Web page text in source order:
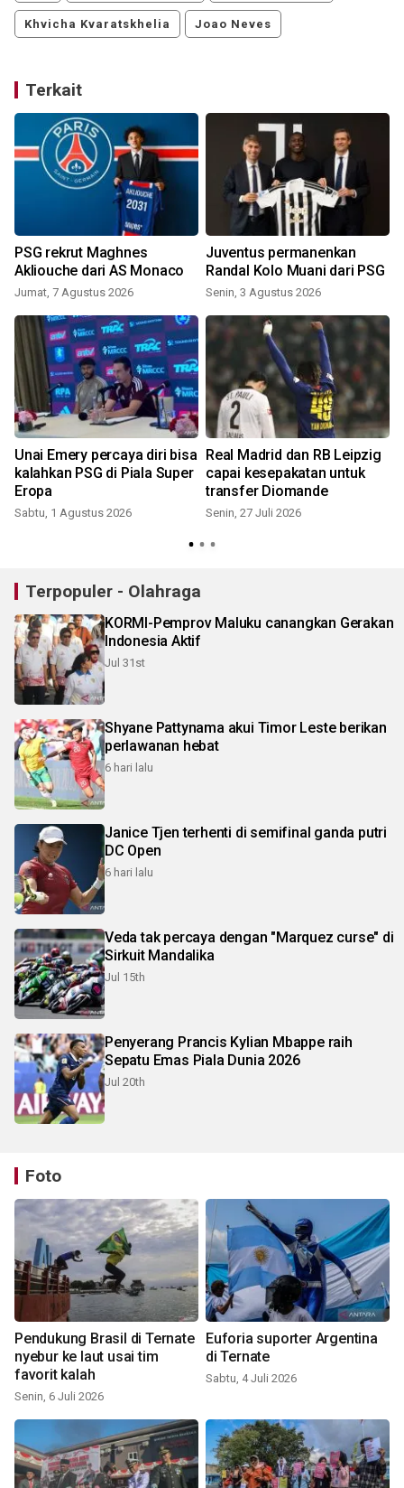
Khvicha Kvaratskhelia Joao Neves
Terkait
PSG rekrut Maghnes
Akliouche dari AS Monaco
Jumat, 7 Agustus 2026
Juventus permanenkan
Randal Kolo Muani dari PSG
Senin, 3 Agustus 2026
Unai Emery percaya diri bisa
kalahkan PSG di Piala Super
Eropa
Sabtu, 1 Agustus 2026
Real Madrid dan RB Leipzig
capai kesepakatan untuk
transfer Diomande
Senin, 27 Juli 2026
Terpopuler - Olahraga
KORMI-Pemprov Maluku canangkan Gerakan
Indonesia Aktif
Jul 31st
Shyane Pattynama akui Timor Leste berikan
perlawanan hebat
6 hari lalu
Janice Tjen terhenti di semifinal ganda putri
DC Open
6 hari lalu
Veda tak percaya dengan "Marquez curse" di
Sirkuit Mandalika
Jul 15th
Penyerang Prancis Kylian Mbappe raih
Sepatu Emas Piala Dunia 2026
Jul 20th
Foto
Pendukung Brasil di Ternate
nyebur ke laut usai tim
favorit kalah
Senin, 6 Juli 2026
Euforia suporter Argentina
di Ternate
Sabtu, 4 Juli 2026